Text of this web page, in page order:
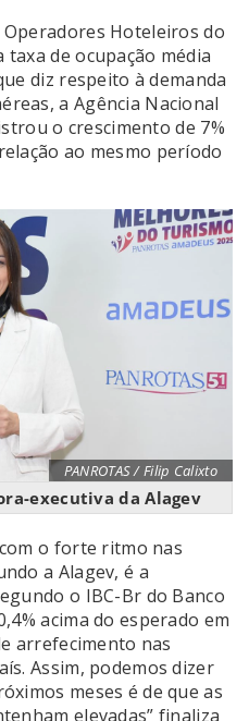
Hoteleiros do
de ocupação média
diz respeito à demanda
a Agência Nacional
o crescimento de 7%
ao mesmo período
PANROTAS / Filip Calixto
executiva da Alagev
o forte ritmo nas
a Alagev, é a
o IBC-Br do Banco
acima do esperado em
arrefecimento nas
Assim, podemos dizer
meses é de que as
elevadas” finaliza